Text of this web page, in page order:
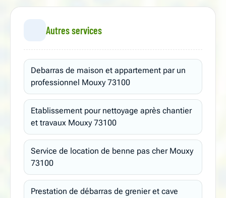
Autres services
Debarras de maison et appartement par un
professionnel Mouxy 73100
Etablissement pour nettoyage après chantier
et travaux Mouxy 73100
Service de location de benne pas cher Mouxy
73100
Prestation de débarras de grenier et cave